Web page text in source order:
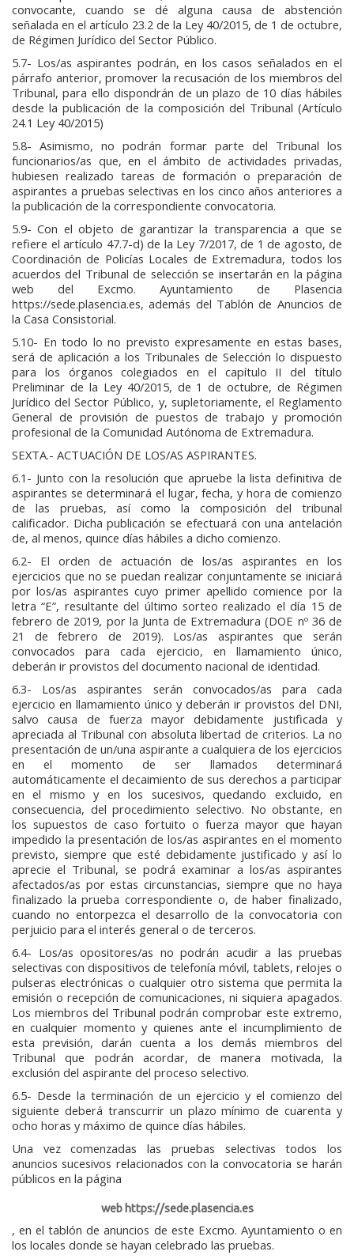
convocante, cuando se dé alguna causa de abstención
señalada en el artículo 23.2 de la Ley 40/2015, de 1 de octubre,
de Régimen Jurídico del Sector Público.
5.7- Los/as aspirantes podrán, en los casos señalados en el
párrafo anterior, promover la recusación de los miembros del
Tribunal, para ello dispondrán de un plazo de 10 días hábiles
desde la publicación de la composición del Tribunal (Artículo
24.1 Ley 40/2015)
5.8- Asimismo, no podrán formar parte del Tribunal los
funcionarios/as que, en el ámbito de actividades privadas,
hubiesen realizado tareas de formación o preparación de
aspirantes a pruebas selectivas en los cinco años anteriores a
la publicación de la correspondiente convocatoria.
5.9- Con el objeto de garantizar la transparencia a que se
refiere el artículo 47.7-d) de la Ley 7/2017, de 1 de agosto, de
Coordinación de Policías Locales de Extremadura, todos los
acuerdos del Tribunal de selección se insertarán en la página
web del Excmo. Ayuntamiento de Plasencia
https://sede.plasencia.es, además del Tablón de Anuncios de
la Casa Consistorial.
5.10- En todo lo no previsto expresamente en estas bases,
será de aplicación a los Tribunales de Selección lo dispuesto
para los órganos colegiados en el capítulo II del título
Preliminar de la Ley 40/2015, de 1 de octubre, de Régimen
Jurídico del Sector Público, y, supletoriamente, el Reglamento
General de provisión de puestos de trabajo y promoción
profesional de la Comunidad Autónoma de Extremadura.
SEXTA.- ACTUACIÓN DE LOS/AS ASPIRANTES.
6.1- Junto con la resolución que apruebe la lista definitiva de
aspirantes se determinará el lugar, fecha, y hora de comienzo
de las pruebas, así como la composición del tribunal
calificador. Dicha publicación se efectuará con una antelación
de, al menos, quince días hábiles a dicho comienzo.
6.2- El orden de actuación de los/as aspirantes en los
ejercicios que no se puedan realizar conjuntamente se iniciará
por los/as aspirantes cuyo primer apellido comience por la
letra “E”, resultante del último sorteo realizado el día 15 de
febrero de 2019, por la Junta de Extremadura (DOE nº 36 de
21 de febrero de 2019). Los/as aspirantes que serán
convocados para cada ejercicio, en llamamiento único,
deberán ir provistos del documento nacional de identidad.
6.3- Los/as aspirantes serán convocados/as para cada
ejercicio en llamamiento único y deberán ir provistos del DNI,
salvo causa de fuerza mayor debidamente justificada y
apreciada al Tribunal con absoluta libertad de criterios. La no
presentación de un/una aspirante a cualquiera de los ejercicios
en el momento de ser llamados determinará
automáticamente el decaimiento de sus derechos a participar
en el mismo y en los sucesivos, quedando excluido, en
consecuencia, del procedimiento selectivo. No obstante, en
los supuestos de caso fortuito o fuerza mayor que hayan
impedido la presentación de los/as aspirantes en el momento
previsto, siempre que esté debidamente justificado y así lo
aprecie el Tribunal, se podrá examinar a los/as aspirantes
afectados/as por estas circunstancias, siempre que no haya
finalizado la prueba correspondiente o, de haber finalizado,
cuando no entorpezca el desarrollo de la convocatoria con
perjuicio para el interés general o de terceros.
6.4- Los/as opositores/as no podrán acudir a las pruebas
selectivas con dispositivos de telefonía móvil, tablets, relojes o
pulseras electrónicas o cualquier otro sistema que permita la
emisión o recepción de comunicaciones, ni siquiera apagados.
Los miembros del Tribunal podrán comprobar este extremo,
en cualquier momento y quienes ante el incumplimiento de
esta previsión, darán cuenta a los demás miembros del
Tribunal que podrán acordar, de manera motivada, la
exclusión del aspirante del proceso selectivo.
6.5- Desde la terminación de un ejercicio y el comienzo del
siguiente deberá transcurrir un plazo mínimo de cuarenta y
ocho horas y máximo de quince días hábiles.
Una vez comenzadas las pruebas selectivas todos los
anuncios sucesivos relacionados con la convocatoria se harán
públicos en la página
web https://sede.plasencia.es
, en el tablón de anuncios de este Excmo. Ayuntamiento o en
los locales donde se hayan celebrado las pruebas.